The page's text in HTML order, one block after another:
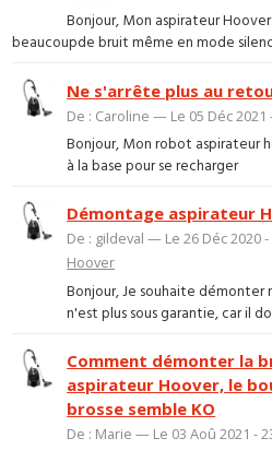
Bonjour, Mon aspirateur
beaucoupde bruit même en mode
Ne s'arrête plus au
De : Caroline — Le 05 Déc
Bonjour, Mon robot aspirateur
à la base pour se recharger
Démontage aspirateur
De : gildeval — Le 26 Déc 2020
Hoover
Bonjour, Je souhaite
n'est plus sous garantie, car il
Comment démonter la
aspirateur Hoover, le
brosse semble KO
De : Marie — Le 03 Aoû 2021 -